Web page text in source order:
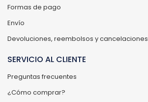
Formas de pago
Envío
Devoluciones, reembolsos y cancelaciones
SERVICIO AL CLIENTE
Preguntas frecuentes
¿Cómo comprar?